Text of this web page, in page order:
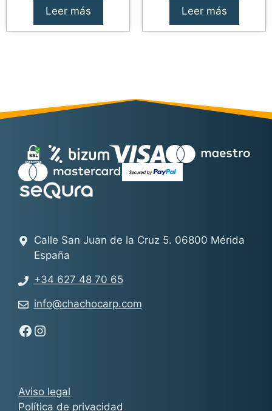
Leer más Leer más
Aviso legal
Política de privacidad
Calle San Juan de la Cruz 5. 06800 Mérida
España
+34 627 48 70 65
info@chachocarp.com
Síguenos en Facebook - Chachocarp
Síguenos en Instagram - Chachocarp